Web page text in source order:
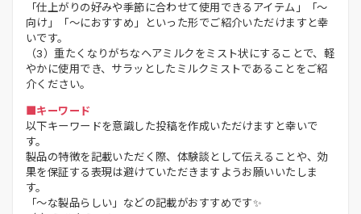
「仕上がりの好みや季節に合わせて使用できるアイテム」「〜
向け」「〜におすすめ」といった形でご紹介いただけますと幸
いです。
（3）重たくなりがちなヘアミルクをミスト状にすることで、軽
やかに使用でき、サラッとしたミルクミストであることをご紹
介ください。
■キーワード
以下キーワードを意識した投稿を作成いただけますと幸いで
す。
製品の特徴を記載いただく際、体験談として伝えることや、効
果を保証する表現は避けていただきますようお願いいたしま
す。
「～な製品らしい」などの記載がおすすめです✨